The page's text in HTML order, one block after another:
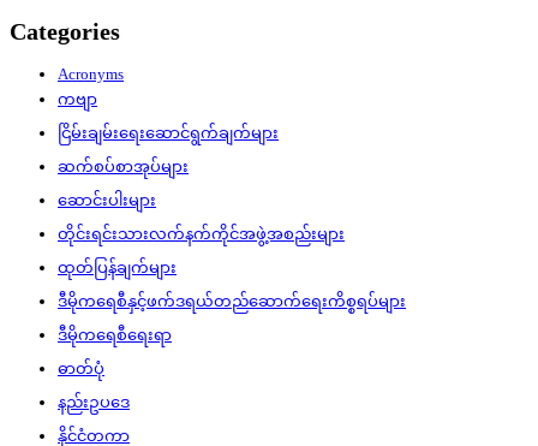
Categories
Acronyms
ကဗျာ
ငြိမ်းချမ်းရေးဆောင်ရွက်ချက်များ
ဆက်စပ်စာအုပ်များ
ဆောင်းပါးများ
တိုင်းရင်းသားလက်နက်ကိုင်အဖွဲ့အစည်းများ
ထုတ်ပြန်ချက်များ
ဒီမိုကရေစီနှင့်ဖက်ဒရယ်တည်ဆောက်‌ရေးကိစ္စရပ်များ
ဒီမိုကရေစီရေးရာ
ဓာတ်ပုံ
နည်းဥပဒေ
နိုင်ငံတကာ